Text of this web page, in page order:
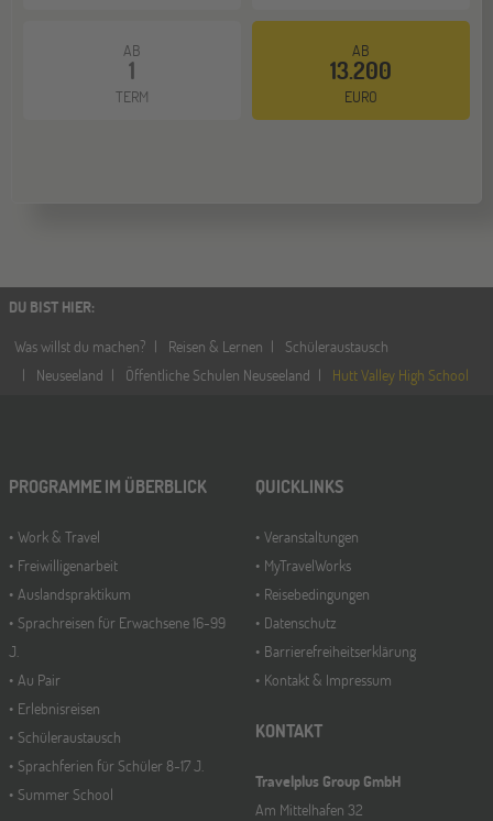
AB
1
TERM
AB
13.200
EURO
DU BIST HIER:
Was willst du machen?
Reisen & Lernen
Schüleraustausch
Neuseeland
Öffentliche Schulen Neuseeland Hutt Valley High School
PROGRAMME IM ÜBERBLICK
Work & Travel
Freiwilligenarbeit
Auslandspraktikum
Sprachreisen für Erwachsene 16-99
J.
Au Pair
Erlebnisreisen
Schüleraustausch
Sprachferien für Schüler 8-17 J.
Summer School
QUICKLINKS
Veranstaltungen
MyTravelWorks
Reisebedingungen
Datenschutz
Barrierefreiheitserklärung
Kontakt & Impressum
KONTAKT
Travelplus Group GmbH
Am Mittelhafen 32